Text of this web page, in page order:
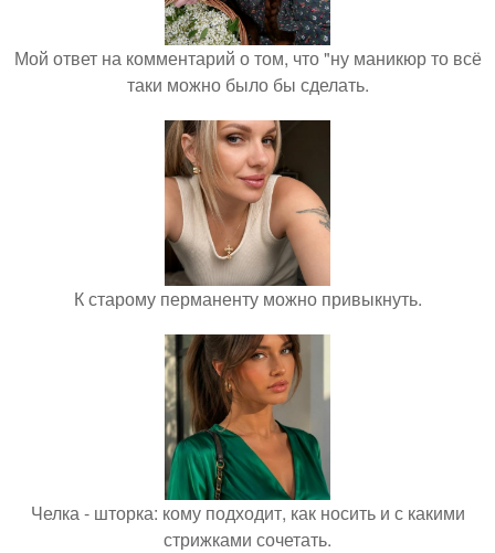
Мой ответ на комментарий о том, что "ну маникюр то всё
таки можно было бы сделать.
К старому перманенту можно привыкнуть.
Челка - шторка: кому подходит, как носить и с какими
стрижками сочетать.